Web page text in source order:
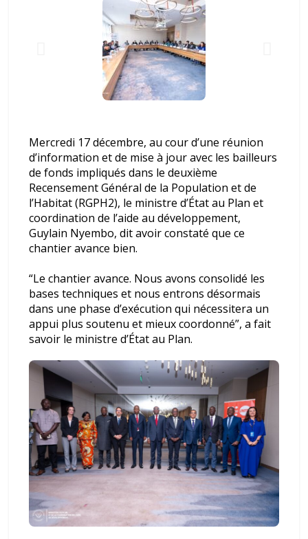
FC mises à leur charge
DRC-Passeport : Crise totale de
la délivrance des passeports
ordinaires dans l’Est de la RDC et
au Burundi – Des millions de
Congolais littéralement piégés
Mercredi 17 décembre, au cour d’une réunion
d’information et de mise à jour avec les bailleurs
de fonds impliqués dans le deuxième
Recensement Général de la Population et de
l’Habitat (RGPH2), le ministre d’État au Plan et
coordination de l’aide au développement,
Guylain Nyembo, dit avoir constaté que ce
chantier avance bien.
“Le chantier avance. Nous avons consolidé les
bases techniques et nous entrons désormais
dans une phase d’exécution qui nécessitera un
appui plus soutenu et mieux coordonné”, a fait
savoir le ministre d’État au Plan.